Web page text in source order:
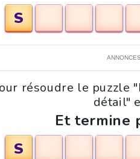
S
ANNONCES
résoudre le puzzle
détail"
Et termine
S